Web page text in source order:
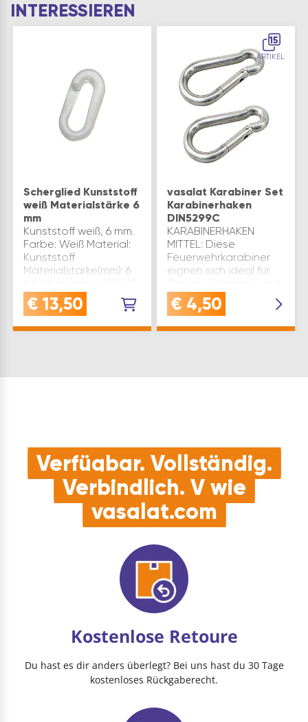
INTERESSIEREN
Scherglied Kunststoff
weiß Materialstärke 6
mm
Kunststoff weiß, 6 mm.
Farbe: Weiß Material:
Kunststoff
Materialstärke(mm): 6
€ 13,50
15
ARTIKEL
vasalat Karabiner Set
Karabinerhaken
DIN5299C
KARABINERHAKEN
MITTEL: Diese
Feuerwehrkarabiner
eignen sich ideal für
Outdoor - ideal zur
Befestigung von
€ 4,50
Verfügbar. Vollständig.
Verbindlich. V wie
vasalat.com
Kostenlose Retoure
Du hast es dir anders überlegt? Bei uns hast du 30 Tage
kostenloses Rückgaberecht.